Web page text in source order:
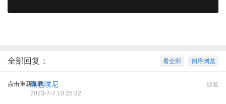
倒序浏览
看全部
全部回复 1
点击重新加载 沙发
黑色噗尼
2023-7-7 10:25:32